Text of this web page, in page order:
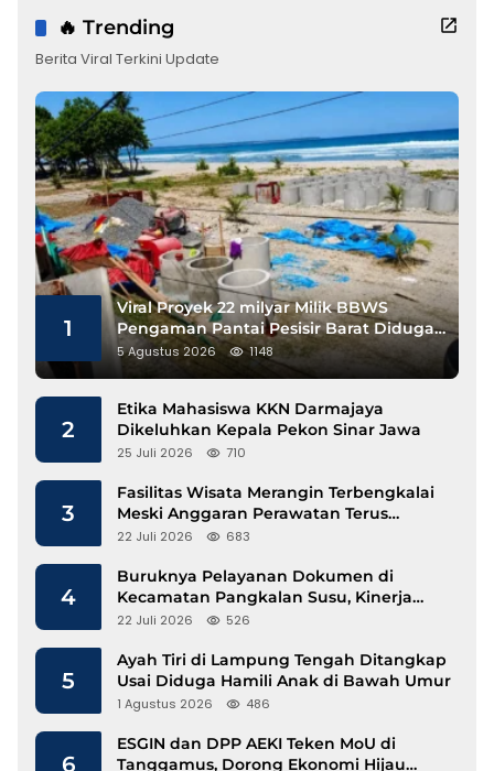
🔥 Trending
Berita Viral Terkini Update
1
Viral Proyek 22 milyar Milik BBWS
Pengaman Pantai Pesisir Barat Diduga
Gunakan Besi Banci
5 Agustus 2026 1148
2
Etika Mahasiswa KKN Darmajaya
Dikeluhkan Kepala Pekon Sinar Jawa
25 Juli 2026 710
3
Fasilitas Wisata Merangin Terbengkalai
Meski Anggaran Perawatan Terus
Mengalir
22 Juli 2026 683
4
Buruknya Pelayanan Dokumen di
Kecamatan Pangkalan Susu, Kinerja
Disdukcapil Langkat Disorot
22 Juli 2026 526
5
Ayah Tiri di Lampung Tengah Ditangkap
Usai Diduga Hamili Anak di Bawah Umur
1 Agustus 2026 486
6
ESGIN dan DPP AEKI Teken MoU di
Tanggamus, Dorong Ekonomi Hijau